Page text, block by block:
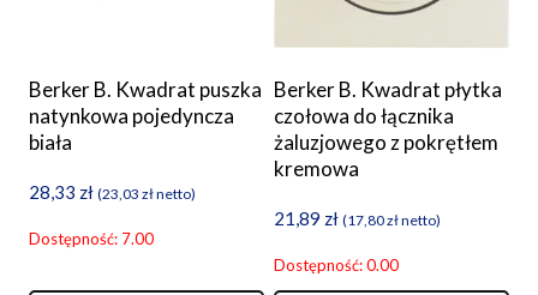
Berker B. Kwadrat puszka
natynkowa pojedyncza
biała
28,33 zł (23,03 złnetto)
Dostępność: 7.00
Berker B. Kwadrat płytka
czołowa do łącznika
żaluzjowego z pokrętłem
kremowa
21,89 zł (17,80złnetto)
Dostępność: 0.00